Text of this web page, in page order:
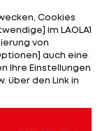
Cookies
im LAOLA1
von
auch eine
Ihre Einstellungen
über den Link in